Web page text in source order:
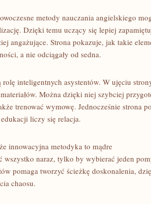
metody nauczania angielskiego
Dzięki temu uczący się lepiej
angażujące. Strona pokazuje, jak takie
a nie odciągały od sedna.
inteligentnych asystentów. W ujęciu
Można dzięki niej szybciej
trenować wymowę. Jednocześnie strona
liczy się relacja.
innowacyjna metodyka to mądre
naraz, tylko by wybierać jeden
pomaga tworzyć ścieżkę doskonalenia,
chaosu.